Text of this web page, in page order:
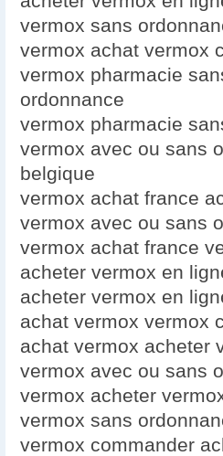
vermox sans
vermox achat vermox
vermox pharmacie
ordonnance
vermox pharmacie
vermox avec ou sans
belgique
vermox achat france
vermox avec ou sans
vermox achat france
acheter vermox en
acheter vermox en
achat vermox vermox
achat vermox acheter
vermox avec ou sans
vermox acheter
vermox sans
vermox commander